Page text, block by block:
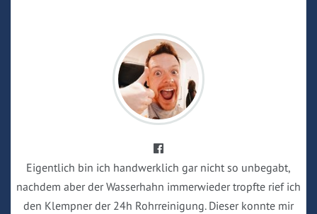
Eigentlich bin ich handwerklich gar nicht so unbegabt,
nachdem aber der Wasserhahn immerwieder tropfte rief ich
den Klempner der 24h Rohrreinigung. Dieser konnte mir